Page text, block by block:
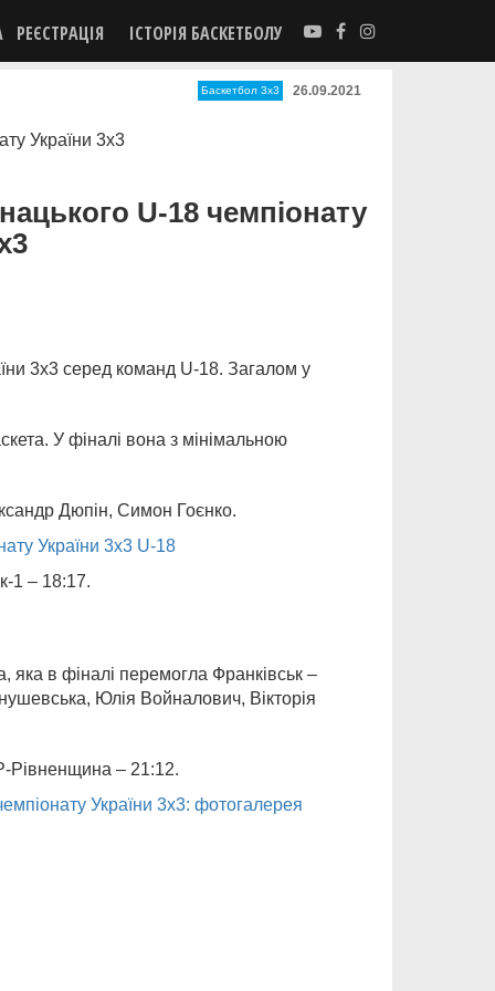
РЕЄСТРАЦІЯ ІСТОРІЯ БАСКЕТБОЛУ
Баскетбол 3х3 26.09.2021
U-18 чемпіонату
3х3 серед команд U-18. Загалом у
У фіналі вона з мінімальною
Дюпін, Симон Гоєнко.
України 3x3 U-18
1 – 18:17.
яка в фіналі перемогла Франківськ –
Юлія Войналович, Вікторія
Рівненщина – 21:12.
України 3х3: фотогалерея